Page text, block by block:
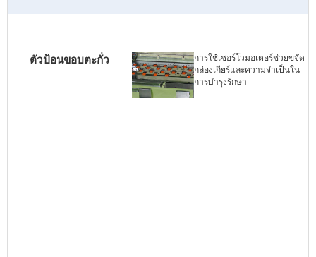
ตัวป้อนขอบตะกั่ว
การใช้เซอร์โวมอเตอร์ช่วยขจัด
กล่องเกียร์และความจำเป็นใน
การบำรุงรักษา